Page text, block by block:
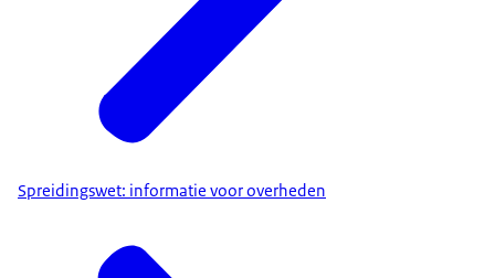
Spreidingswet: informatie voor overheden